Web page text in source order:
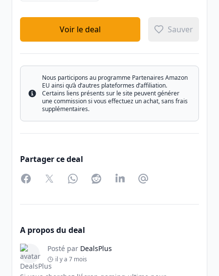
Voir le deal Sauver
Info
Nous participons au programme Partenaires Amazon
EU ainsi qu’à d’autres plateformes d’affiliation.
Certains liens présents sur le site peuvent générer
une commission si vous effectuez un achat, sans frais
supplémentaires.
Partager ce deal
FacebookTwitterWhatsAppRedditLinkedInPartager par Email
A propos du deal
Posté par DealsPlus
il y a 7 mois